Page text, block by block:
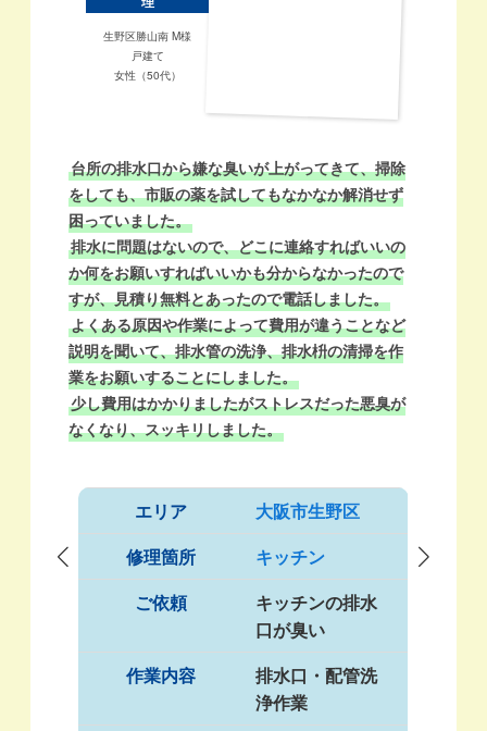
生野区勝山南 M様
戸建て
女性（50代）
台所の排水口から嫌な臭いが上がってきて、掃除
をしても、市販の薬を試してもなかなか解消せず
困っていました。
排水に問題はないので、どこに連絡すればいいの
か何をお願いすればいいかも分からなかったので
すが、見積り無料とあったので電話しました。
よくある原因や作業によって費用が違うことなど
説明を聞いて、排水管の洗浄、排水枡の清掃を作
業をお願いすることにしました。
少し費用はかかりましたがストレスだった悪臭が
なくなり、スッキリしました。
エリア
大阪市生野区
修理箇所
キッチン
ご依頼
キッチンの排水
口が臭い
作業内容
排水口・配管洗
浄作業